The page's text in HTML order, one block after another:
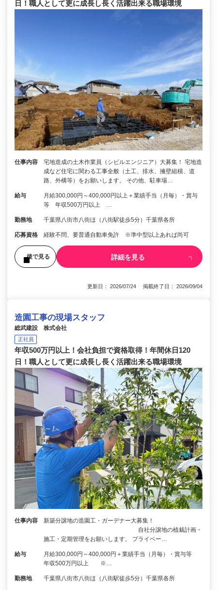
日！職人として更に成長し長く活躍出来る職場環境
仕事内容
宅地造成の土木作業員（シビルエンジニア）大募集！ 宅地造
成など住宅に関わる工事全般（土工、排水、擁壁組積、道
路、外構等）をお願いします。 その他、駐車場…
給与
月給300,000円～400,000円以上＋業績手当（月毎）・賞与
等 年収500万円以上 …
勤務地 千葉県八街市八街ほ（八街駅徒歩5分）千葉県各所
応募資格 経験不問、要普通自動車免許 ※準中型以上あれば尚可
後で見る 詳細を見る
更新日： 2026/07/24 掲載終了日： 2026/09/04
造園工事の現場スタッフ
総武建設 株式会社
正社員
年収500万円以上！会社負担で資格取得！年間休日120
日！職人として更に成長し長く活躍出来る職場環境
仕事内容
新築分譲地の造園工・ガーデナー大募集！
自社分譲地の植栽計画・
施工・定期管理をお願いします。 プライベー…
給与
月給300,000円～400,000円＋業績手当（月毎）・賞与等
年収500万円以上 ※…
勤務地 千葉県八街市八街ほ（八街駅徒歩5分）千葉県各所